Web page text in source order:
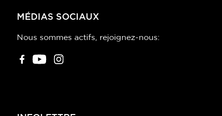
MÉDIAS SOCIAUX
Nous sommes actifs, rejoignez-nous: